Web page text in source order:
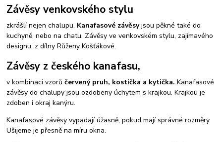
Závěsy venkovského stylu
zkrášlí nejen chalupu. Kanafasové závěsyjsou pěkné také do
kuchyně, nebo na chatu. Závěsy ve venkovském stylu, zajímavého
designu, z dílny Růženy Košťákové.
Závěsy z českého kanafasu,
v kombinaci vzorůčervený pruh, kostička a kytička.Kanafasové
závěsy do chalupy jsou ozdobeny úchytem s krajkou. Krajkou je
zdoben i okraj kanýru.
Kanafasové závěsy vypadají úžasně, pokud mají správné rozměry.
Ušijeme je přesně na míru okna.